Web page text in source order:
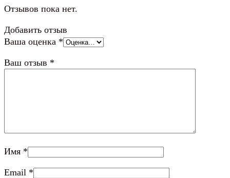
Отзывов пока нет.
Добавить отзыв
Ваша оценка *
Ваш отзыв *
Имя *
Email *